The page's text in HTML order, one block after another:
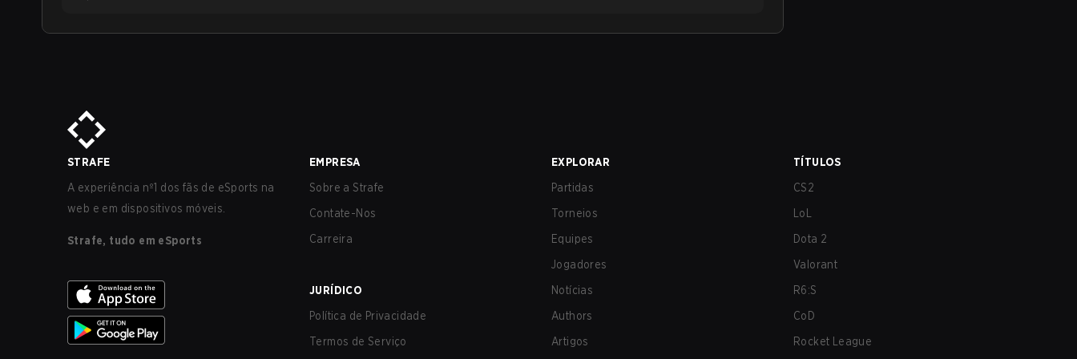
STRAFE
A experiência nº1 dos fãs de eSports na
web e em dispositivos móveis.
Strafe, tudo em eSports
EMPRESA
Sobre a Strafe
Contate-Nos
Carreira
JURÍDICO
Política de Privacidade
Termos de Serviço
EXPLORAR
Partidas
Torneios
Equipes
Jogadores
Notícias
Authors
Artigos
TÍTULOS
CS2
LoL
Dota 2
Valorant
R6:S
CoD
Rocket League